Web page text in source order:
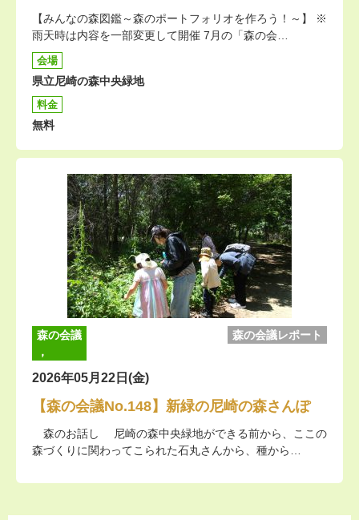
【みんなの森図鑑～森のポートフォリオを作ろう！～】 ※
雨天時は内容を一部変更して開催 7月の「森の会…
会場
県立尼崎の森中央緑地
料金
無料
森の会議
，
森の会議レポート
2026年05月22日(金)
【森の会議No.148】新緑の尼崎の森さんぽ
森のお話し 尼崎の森中央緑地ができる前から、ここの
森づくりに関わってこられた石丸さんから、種から…